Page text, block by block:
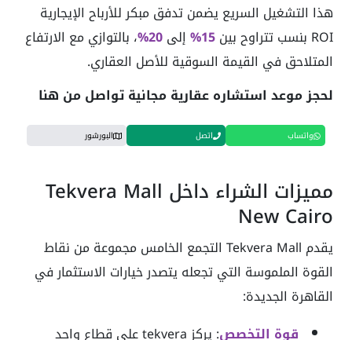
هذا التشغيل السريع يضمن تدفق مبكر للأرباح الإيجارية
ROI بنسب تتراوح بين
15% إلى20% ، بالتوازي مع الارتفاع
المتلاحق في القيمة السوقية للأصل العقاري.
لحجز موعد استشاره عقارية مجانية تواصل من هنا
واتساب اتصل البورشور
مميزات الشراء داخل Tekvera Mall
New Cairo
يقدم Tekvera Mall التجمع الخامس مجموعة من نقاط
القوة الملموسة التي تجعله يتصدر خيارات الاستثمار في
القاهرة الجديدة:
قوة التخصص
: يركز tekvera على قطاع واحد